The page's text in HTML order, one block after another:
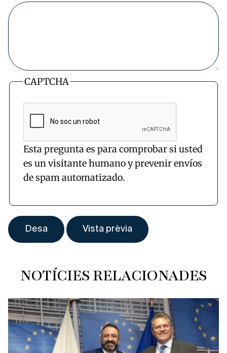
CAPTCHA
Esta pregunta es para comprobar si usted
es un visitante humano y prevenir envíos
de spam automatizado.
NOTÍCIES RELACIONADES